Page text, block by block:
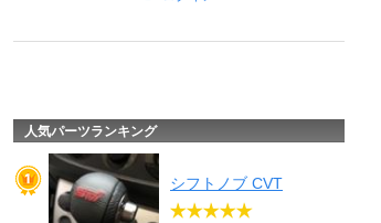
人気パーツランキング
シフトノブ CVT